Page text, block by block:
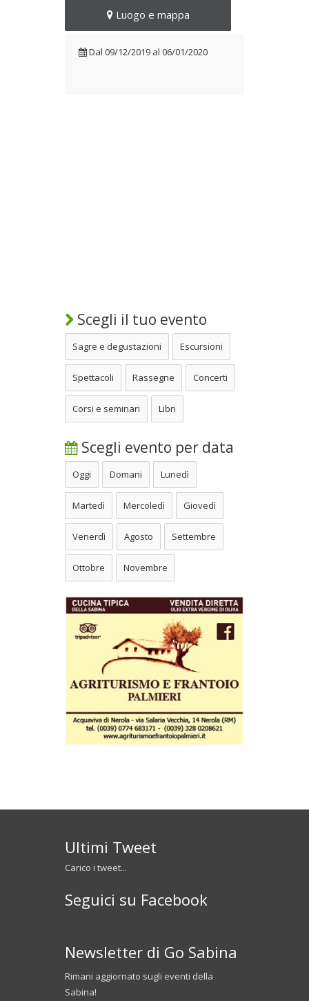
Luogo e mappa
Dal 09/12/2019 al 06/01/2020
Scegli il tuo evento
Sagre e degustazioni Escursioni
Spettacoli Rassegne Concerti
Corsi e seminari Libri
Scegli evento per data
Oggi Domani Lunedì
Martedì Mercoledì Giovedì
Venerdì Agosto Settembre
Ottobre Novembre
Ultimi Tweet
Carico i tweet...
Seguici su Facebook
Newsletter di Go Sabina
Rimani aggiornato sugli eventi della
Sabina!